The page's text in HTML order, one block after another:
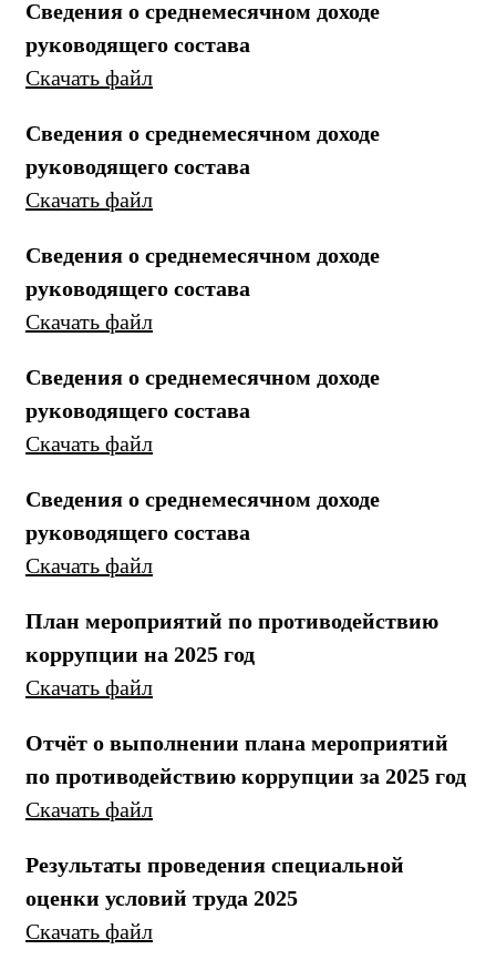
Сведения о среднемесячном доходе
руководящего состава
Скачать файл
Сведения о среднемесячном доходе
руководящего состава
Скачать файл
Сведения о среднемесячном доходе
руководящего состава
Скачать файл
Сведения о среднемесячном доходе
руководящего состава
Скачать файл
Сведения о среднемесячном доходе
руководящего состава
Скачать файл
План мероприятий по противодействию
коррупции на 2025 год
Скачать файл
Отчёт о выполнении плана мероприятий
по противодействию коррупции за 2025 год
Скачать файл
Результаты проведения специальной
оценки условий труда 2025
Скачать файл